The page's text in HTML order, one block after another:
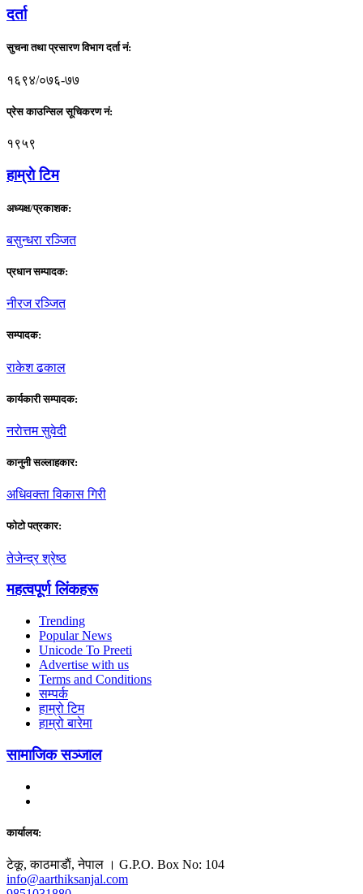
दर्ता
सुचना तथा प्रसारण विभाग दर्ता नं:
१६९४/०७६-७७
प्रेस काउन्सिल सूचिकरण नं:
१९५९
हाम्राे टिम
अध्यक्ष/प्रकाशक:
बसुन्धरा रञ्जित
प्रधान सम्पादक:
नीरज रञ्जित
सम्पादक:
राकेश ढकाल
कार्यकारी सम्पादक:
नराेत्तम सुवेदी
कानुनी सल्लाहकार:
अधिवक्ता विकास गिरी
फाेटाे पत्रकार:
तेजेन्द्र श्रेष्ठ
महत्वपूर्ण लिंकहरू
Trending
Popular News
Unicode To Preeti
Advertise with us
Terms and Conditions
सम्पर्क
हाम्रो टिम
हाम्रो बारेमा
सामाजिक सञ्जाल
कार्यालय:
टेकू, काठमाडाैं, नेपाल । G.P.O. Box No: 104
info@aarthiksanjal.com